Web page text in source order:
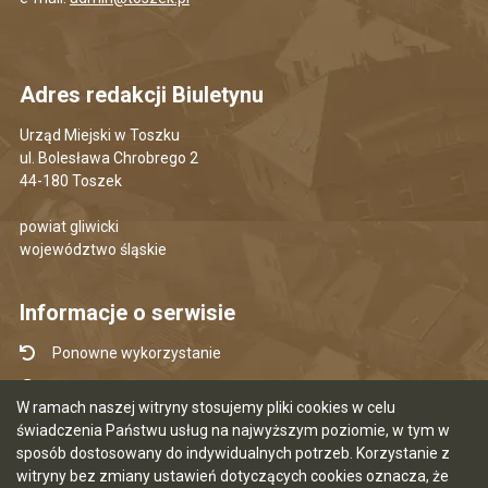
W ramach naszej witryny stosujemy pliki cookies w celu
świadczenia Państwu usług na najwyższym poziomie, w tym w
sposób dostosowany do indywidualnych potrzeb. Korzystanie z
witryny bez zmiany ustawień dotyczących cookies oznacza, że
Adres redakcji Biuletynu
Urząd Miejski w Toszku
ul. Bolesława Chrobrego 2
44-180 Toszek
powiat gliwicki
województwo śląskie
Informacje o serwisie
Ponowne wykorzystanie
Mapa serwisu
Instrukcja obsługi